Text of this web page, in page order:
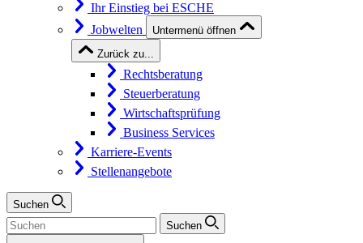
Ihr Einstieg bei ESCHE
Jobwelten
Untermenü öffnen
Zurück zu...
Rechtsberatung
Steuerberatung
Wirtschaftsprüfung
Business Services
Karriere-Events
Stellenangebote
Suchen
Suchen